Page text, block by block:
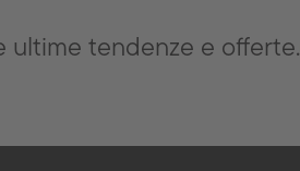
ultime tendenze e offerte.